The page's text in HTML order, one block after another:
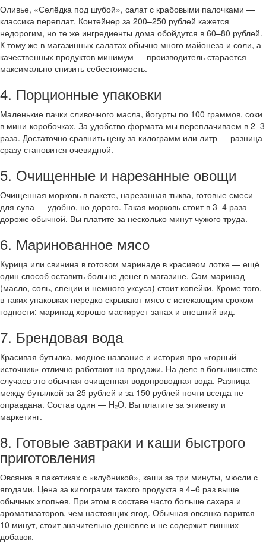
Оливье, «Селёдка под шубой», салат с крабовыми палочками —
классика переплат. Контейнер за 200–250 рублей кажется
недорогим, но те же ингредиенты дома обойдутся в 60–80 рублей.
К тому же в магазинных салатах обычно много майонеза и соли, а
качественных продуктов минимум — производитель старается
максимально снизить себестоимость.
4. Порционные упаковки
Маленькие пачки сливочного масла, йогурты по 100 граммов, соки
в мини-коробочках. За удобство формата мы переплачиваем в 2–3
раза. Достаточно сравнить цену за килограмм или литр — разница
сразу становится очевидной.
5. Очищенные и нарезанные овощи
Очищенная морковь в пакете, нарезанная тыква, готовые смеси
для супа — удобно, но дорого. Такая морковь стоит в 3–4 раза
дороже обычной. Вы платите за несколько минут чужого труда.
6. Маринованное мясо
Курица или свинина в готовом маринаде в красивом лотке — ещё
один способ оставить больше денег в магазине. Сам маринад
(масло, соль, специи и немного уксуса) стоит копейки. Кроме того,
в таких упаковках нередко скрывают мясо с истекающим сроком
годности: маринад хорошо маскирует запах и внешний вид.
7. Брендовая вода
Красивая бутылка, модное название и история про «горный
источник» отлично работают на продажи. На деле в большинстве
случаев это обычная очищенная водопроводная вода. Разница
между бутылкой за 25 рублей и за 150 рублей почти всегда не
оправдана. Состав один — H₂O. Вы платите за этикетку и
маркетинг.
8. Готовые завтраки и каши быстрого
приготовления
Овсянка в пакетиках с «клубникой», каши за три минуты, мюсли с
ягодами. Цена за килограмм такого продукта в 4–6 раз выше
обычных хлопьев. При этом в составе часто больше сахара и
ароматизаторов, чем настоящих ягод. Обычная овсянка варится
10 минут, стоит значительно дешевле и не содержит лишних
добавок.